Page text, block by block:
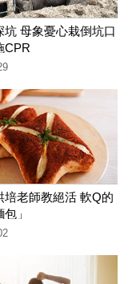
坑 母象憂心栽倒坑口
CPR
培老師教絕活 軟Q的
包」